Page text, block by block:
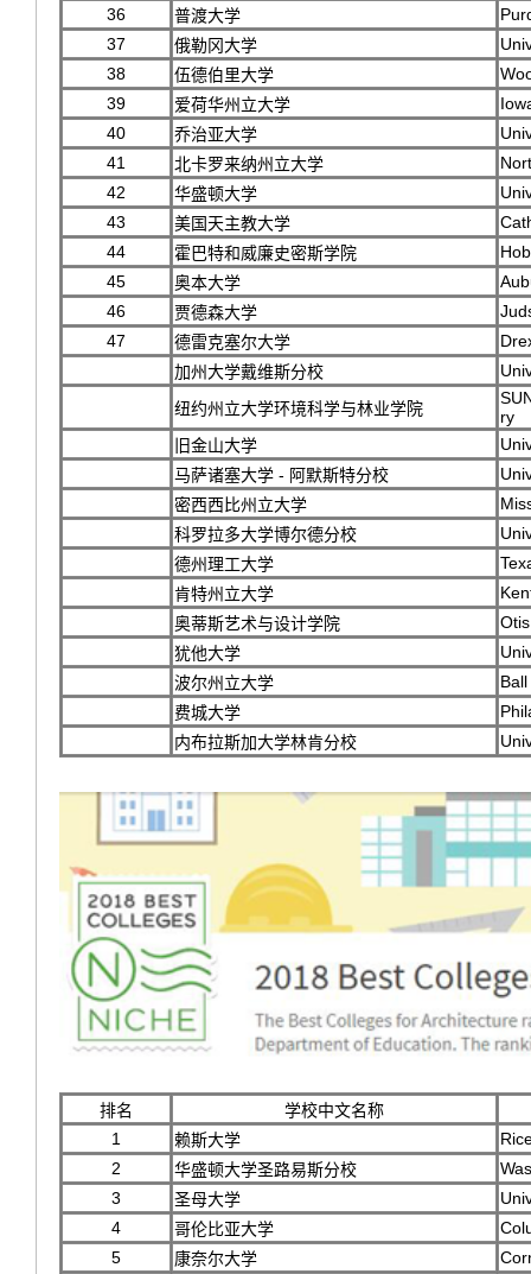
36
普渡大学
37
俄勒冈大学
38
伍德伯里大学
39
爱荷华州立大学
40
乔治亚大学
41
北卡罗来纳州立大学
42
华盛顿大学
43
美国天主教大学
44
霍巴特和威廉史密斯学院
45
奥本大学
46
贾德森大学
47
德雷克塞尔大学
加州大学戴维斯分校
纽约州立大学环境科学与林业学院
ry
旧金山大学
马萨诸塞大学 - 阿默斯特分校
密西西比州立大学
科罗拉多大学博尔德分校
德州理工大学
肯特州立大学
奥蒂斯艺术与设计学院
犹他大学
波尔州立大学
费城大学
内布拉斯加大学林肯分校
排名
学校中文名称
1
赖斯大学
2
华盛顿大学圣路易斯分校
3
圣母大学
4
哥伦比亚大学
5
康奈尔大学